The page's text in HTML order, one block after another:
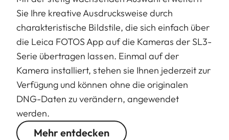
Sie Ihre kreative Ausdrucksweise durch
charakteristische Bildstile, die sich einfach über
die Leica FOTOS App auf die Kameras der SL3-
Serie übertragen lassen. Einmal auf der
Kamera installiert, stehen sie Ihnen jederzeit zur
Verfügung und können ohne die originalen
DNG-Daten zu verändern, angewendet
werden.
Mehr entdecken